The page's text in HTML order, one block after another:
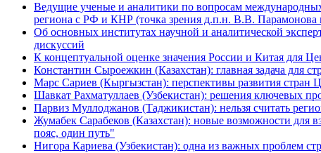
Ведущие ученые и аналитики по вопросам
региона с РФ и КНР (точка зрения д.п.н. В.В. Парамонова
Об основных институтах научной и аналитической
дискуссий
К концептуальной оценке значения России и Китая для
Константин Сыроежкин (Казахстан): главная задача для
Марс Сариев (Кыргызстан): перспективы развития стран
Шавкат Рахматуллаев (Узбекистан): решения ключевых
Парвиз Муллоджанов (Таджикистан): нельзя считать
Жумабек Сарабеков (Казахстан): новые возможности для
пояс, один путь"
Нигора Кариева (Узбекистан): одна из важных проблем